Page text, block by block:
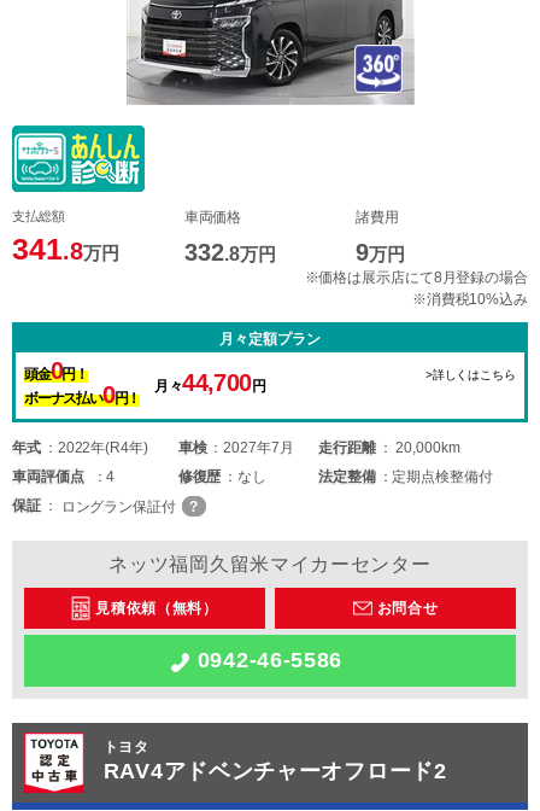
支払総額
341.8万円
車両価格
332.8万円
諸費用
9万円
※価格は展示店にて8月登録の場合
※消費税10%込み
月々定額プラン
頭金0円！
ボーナス払い0円！
月々44,700円
>詳しくはこちら
年式 2022年(R4年) 車検 2027年7月 走行距離
20,000km
車両評価点 4 修復歴 なし 法定整備
定期点検整備付
保証
ロングラン保証付
ネッツ福岡久留米マイカーセンター
見積依頼（無料） お問合せ
0942-46-5586
トヨタ
RAV4アドベンチャーオフロード2